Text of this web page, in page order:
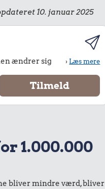
10. januar 2025
ændrer sig ›Læs mere
1.000.000
bliver mindre værd, bliver